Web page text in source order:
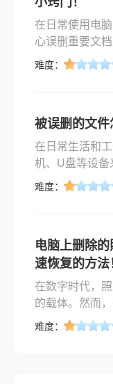
在日常使用电
心误删重要文
这些文档可能
复原状呢？本
助您在不慎误
难度：
被误删的文件
在日常生活和
机、U盘等设备
于疏忽或操作
找回误删的文
难度：
电脑上删除
速恢复的方法
在数字时代，
的载体。然而
我们可能会丢
难度：